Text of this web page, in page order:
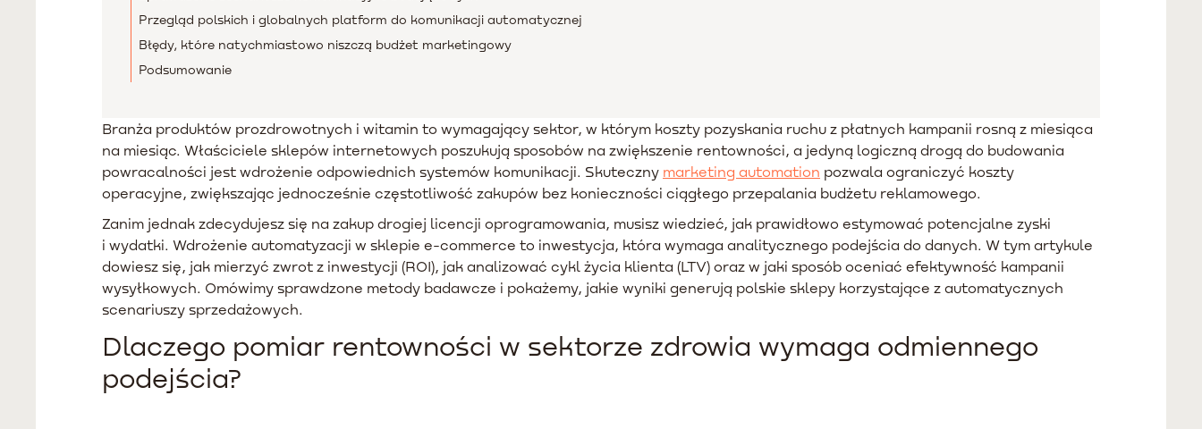
Przegląd polskich i globalnych platform do komunikacji automatycznej
Błędy, które natychmiastowo niszczą budżet marketingowy
Podsumowanie
Branża produktów prozdrowotnych i witamin to wymagający sektor, w którym koszty pozyskania ruchu z płatnych kampanii rosną z miesiąca
na miesiąc. Właściciele sklepów internetowych poszukują sposobów na zwiększenie rentowności, a jedyną logiczną drogą do budowania
powracalności jest wdrożenie odpowiednich systemów komunikacji. Skuteczny marketing automation pozwala ograniczyć koszty
operacyjne, zwiększając jednocześnie częstotliwość zakupów bez konieczności ciągłego przepalania budżetu reklamowego.
Zanim jednak zdecydujesz się na zakup drogiej licencji oprogramowania, musisz wiedzieć, jak prawidłowo estymować potencjalne zyski
i wydatki. Wdrożenie automatyzacji w sklepie e-commerce to inwestycja, która wymaga analitycznego podejścia do danych. W tym artykule
dowiesz się, jak mierzyć zwrot z inwestycji (ROI), jak analizować cykl życia klienta (LTV) oraz w jaki sposób oceniać efektywność kampanii
wysyłkowych. Omówimy sprawdzone metody badawcze i pokażemy, jakie wyniki generują polskie sklepy korzystające z automatycznych
scenariuszy sprzedażowych.
Dlaczego pomiar rentowności w sektorze zdrowia wymaga odmiennego
podejścia?